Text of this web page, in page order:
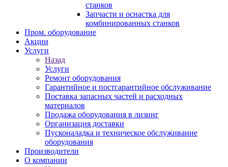
станков
Запчасти и оснастка для
комбинированных станков
Пром. оборудование
Акции
Услуги
Назад
Услуги
Ремонт оборудования
Гарантийное и постгарантийное обслуживание
Поставка запасных частей и расходных
материалов
Продажа оборудования в лизинг
Организация доставки
Пусконаладка и техническое обслуживание
оборудования
Производители
О компании